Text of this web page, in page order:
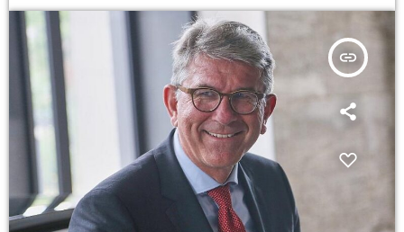
insert_link